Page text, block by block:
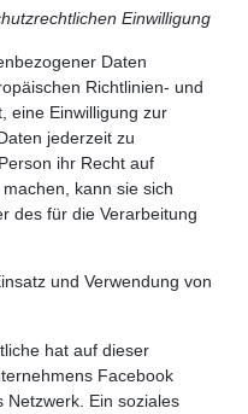
Einwilligung
Daten
Richtlinien- und
eine Einwilligung zur
jederzeit zu
ihr Recht auf
kann sie sich
des für die Verarbeitung
und Verwendung von
hat auf dieser
Facebook
Netzwerk. Ein soziales